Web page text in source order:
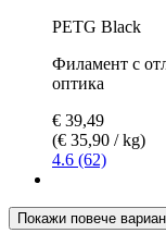
PETG Black
Филамент с
оптика
€ 39,49
(€ 35,90 / kg)
4.6 (62)
Покажи повече